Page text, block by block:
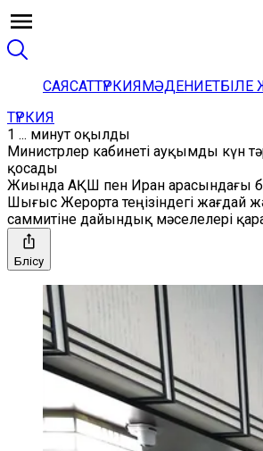
САЯСАТТҮРКИЯМӘДЕНИЕТБІЛЕ
ТҮРКИЯ
1 ... минут оқылды
Министрлер кабинеті ауқымды күн
қосады
Жиында АҚШ пен Иран арасындағы
Шығыс Жерорта теңізіндегі жағдай
саммитіне дайындық мәселелері
Бөлісу